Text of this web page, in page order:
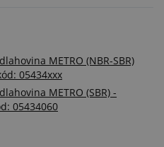
METRO (NBR-SBR)
05434xxx
METRO (SBR) -
05434060